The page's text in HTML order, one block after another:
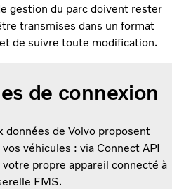
gestion du parc doivent rester
transmises dans un format
de suivre toute modification.
de connexion
données de Volvo proposent
véhicules : via Connect API
propre appareil connecté à
FMS.